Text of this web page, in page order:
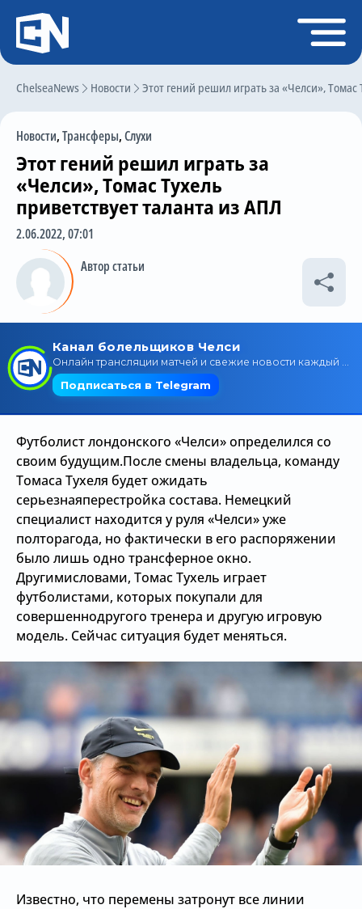
ChelseaNews Новости Этот гений решил играть за «Челси», Томас
Новости,Трансферы,Слухи
Этот гений решил играть за
«Челси», Томас Тухель
приветствует таланта из АПЛ
2.06.2022, 07:01
Автор статьи
Футболист лондонского «Челси» определился со
своим будущим.После смены владельца, команду
Томаса Тухеля будет ожидать
серьезнаяперестройка состава. Немецкий
специалист находится у руля «Челси» уже
полторагода, но фактически в его распоряжении
было лишь одно трансферное окно.
Другимисловами, Томас Тухель играет
футболистами, которых покупали для
совершеннодругого тренера и другую игровую
модель. Сейчас ситуация будет меняться.
Известно, что перемены затронут все линии
Регистрация
Главная
Чат
Трансферы
Слухи
История Челси
Статистика
Календарь игр
Поиск по сайту
Трансляции
О сайте
Контакты